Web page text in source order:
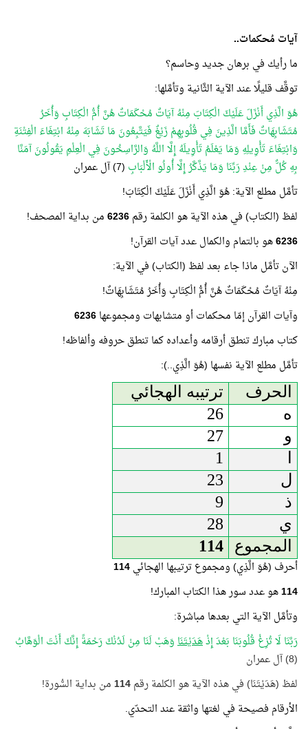
آيات مُحكمات..
ما رأيك في برهان جديد وحاسم؟
توقَّف قليلًا عند الآية الثَّانية وتأمَّلها:
هُوَ الَّذِي أَنْزَلَ عَلَيْكَ الْكِتَابَ مِنْهُ آيَاتٌ مُحْكَمَاتٌ هُنَّ أُمُّ الْكِتَابِ وَأُخَرُ
مُتَشَابِهَاتٌ فَأَمَّا الَّذِينَ فِي قُلُوبِهِمْ زَيْغٌ فَيَتَّبِعُونَ مَا تَشَابَهَ مِنْهُ ابْتِغَاءَ الْفِتْنَةِ
وَابْتِغَاءَ تَأْوِيلِهِ وَمَا يَعْلَمُ تَأْوِيلَهُ إِلَّا اللَّهُ وَالرَّاسِخُونَ فِي الْعِلْمِ يَقُولُونَ آمَنَّا
بِهِ كُلٌّ مِنْ عِنْدِ رَبِّنَا وَمَا يَذَّكَّرُ إِلَّا أُولُو الْأَلْبَابِ (7) آل عمران
تأمَّل مطلع الآية: هُوَ الَّذِي أَنْزَلَ عَلَيْكَ الْكِتَابَ!
لفظ (الكتاب) في هذه الآية هو الكلمة رقم6236من بداية المصحف!
6236هو بالتمام والكمال عدد آيات القرآن!
الآن تأمَّل ماذا جاء بعد لفظ (الكتاب) في الآية:
مِنْهُ آيَاتٌ مُحْكَمَاتٌ هُنَّ أُمُّ الْكِتَابِ وَأُخَرُ مُتَشَابِهَاتٌ!
وآيات القرآن إمّا محكمات أو متشابهات ومجموعها6236
كتاب مبارك تنطق أرقامه وأعداده كما تنطق حروفه وألفاظه!
تأمَّل مطلع الآية نفسها (هُوَ الَّذِي..):
الحرف
ترتيبه الهجائي
ه
26
و
27
1
ل
23
ذ
9
ي
28
المجموع
114
أحرف (هُوَ الَّذِي) ومجموع ترتيبها الهجائي114
114هو عدد سور هذا الكتاب المبارك!
وتأمَّل الآية التي بعدها مباشرة:
رَبَّنَا لَا تُزِغْ قُلُوبَنَا بَعْدَ إِذْهَدَيْتَنَاوَهَبْ لَنَا مِنْ لَدُنْكَ رَحْمَةً إِنَّكَ أَنْتَ الْوَهَّابُ
(8) آل عمران
لفظ (هَدَيْتَنَا) في هذه الآية هو الكلمة رقم114من بداية السُّورة!
الأرقام فصيحة في لغتها واثقة عند التحدّي.